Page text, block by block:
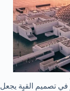
في تصميم القبة يجعل